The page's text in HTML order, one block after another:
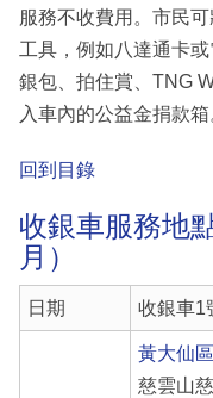
服務不收費用。市民
工具，例如八達通卡
銀包、拍住賞、TNG
入車內的公益金捐款箱
回到目錄
收銀車服務地
月）
日期 收銀車1
黃大仙區
慈雲山